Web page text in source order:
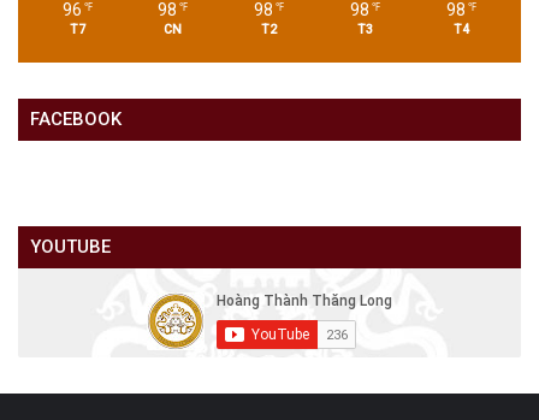
96 ℉
T7
98 ℉
CN
98 ℉
T2
98 ℉
T3
98 ℉
T4
FACEBOOK
YOUTUBE